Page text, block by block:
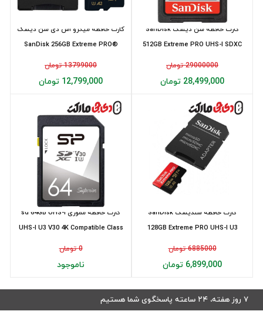
کارت حافظه میکرو اس دی سن دیسک
SanDisk 256GB Extreme PRO®
microSD 20...
13799000 تومان
12,799,000 تومان
کارت حافظه سن دیسک SanDisk
512GB Extreme PRO UHS-I SDXC
200MB/s
29000000 تومان
28,499,000 تومان
کارت حافظه مموری sd 64GB UHS-I
UHS-I U3 V30 4K Compatible Class
10 S...
0 تومان
ناموجود
کارت حافظه سنديسک SanDisk
128GB Extreme PRO UHS-I U3
microSDXC Card ...
6885000 تومان
6,899,000 تومان
۷ روز هفته، ۲۴ ساعته پاسخگوی شما هستیم